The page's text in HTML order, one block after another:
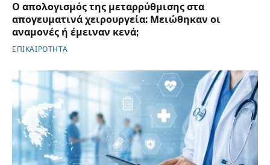
Ο απολογισμός της μεταρρύθμισης στα
απογευματινά χειρουργεία: Μειώθηκαν οι
αναμονές ή έμειναν κενά;
ΕΠΙΚΑΙΡΟΤΗΤΑ